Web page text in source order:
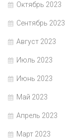
Октябрь 2023
Сентябрь 2023
Август 2023
Июль 2023
Июнь 2023
Май 2023
Апрель 2023
Март 2023